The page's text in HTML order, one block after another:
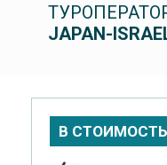
JAPAN-
В